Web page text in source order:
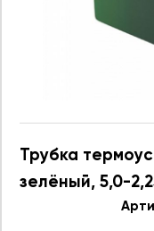
Трубка
зелёный, 5,0-